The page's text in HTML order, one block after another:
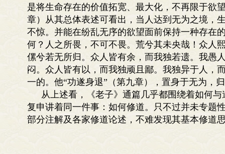
是将生命存在的价值拓宽、最大化，不再限于欲
章）从其总体表述可看出，当人达到无为之境，
不惊。并能在纷乱无序的欲望面前保持一种存在
何？人之所畏，不可不畏。荒兮其未央哉！众人
傫兮若无所归。众人皆有余，而我独若遗。我愚
闷。众人皆有以，而我独顽且鄙。我独异于人，
一的。他“功遂身退”（第九章），置身于无为，
从上述看，《老子》通篇几乎都围绕着如何
复申讲着同一件事：如何修道。只不过并未专题
部分注解及各家修道论述，不难发现其基本修道